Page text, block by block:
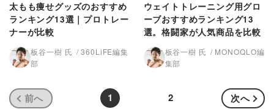
太もも痩せグッズのおすすめ
ランキング13選｜プロトレー
ナーが比較
板谷一樹 氏
360LiFE編集
部
ウェイトトレーニング用グロ
ーブおすすめランキング13
選。格闘家が人気商品を比較
板谷一樹 氏
MONOQLO編
集部
前へ 1 2 次へ